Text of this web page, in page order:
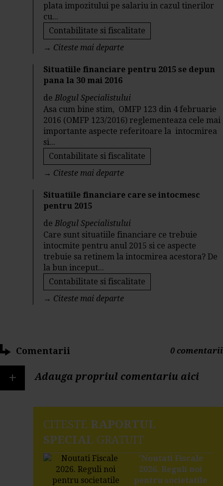
plata impozitului pe salariu in cazul tinerilor
cu...
Contabilitate si fiscalitate
→ Citeste mai departe
Situatiile financiare pentru 2015 se depun
pana la 30 mai 2016
deBlogul Specialistului
Asa cum bine stim, OMFP 123 din 4 februarie
2016 (OMFP 123/2016) reglementeaza cele mai
importante aspecte referitoare la intocmirea
si...
Contabilitate si fiscalitate
→ Citeste mai departe
Situatiile financiare care se intocmesc
pentru 2015
deBlogul Specialistului
Care sunt situatiile financiare ce trebuie
intocmite pentru anul 2015 si ce aspecte
trebuie sa retinem la intocmirea acestora? De
la bun inceput...
Contabilitate si fiscalitate
→ Citeste mai departe
Comentarii 0 comentarii
+ Adauga propriul comentariu aici
CITESTE RAPORTUL
SPECIAL GRATUIT
"Noutati Fiscale
2026. Reguli noi
pentru societatile